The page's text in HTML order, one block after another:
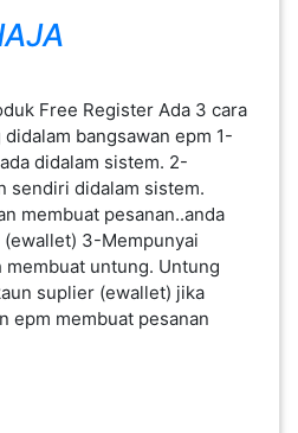
Free Register Ada 3 cara
bangsawan epm 1-
didalam sistem. 2-
sendiri didalam sistem.
membuat pesanan..anda
3-Mempunyai
untung. Untung
suplier (ewallet) jika
epm membuat pesanan